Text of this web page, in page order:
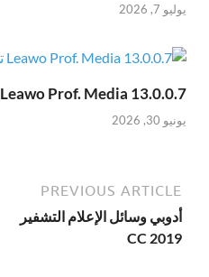
يوليو 7, 2026
Leawo Prof. Media 13.0.0.7 تحميل مجاني
يونيو 30, 2026
PREVIOUS ARTICLE
أدوبي وسائل الإعلام التشفير
CC 2019